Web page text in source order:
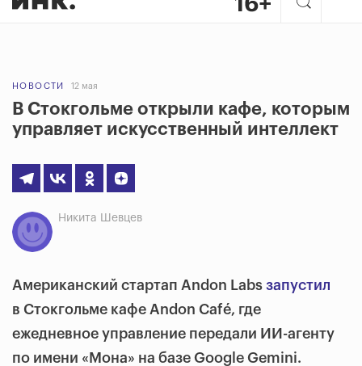
НОВОСТИ 12 мая
В Стокгольме открыли кафе, которым
управляет искусственный интеллект
Никита Шевцев
Американский стартап Andon Labs запустил
в Стокгольме кафе Andon Café, где
ежедневное управление передали ИИ-агенту
по имени «Мона» на базе Google Gemini.